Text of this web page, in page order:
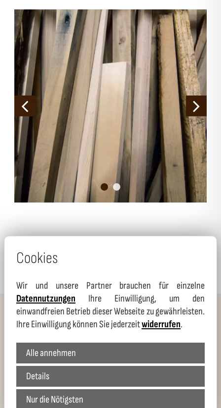
Zertifikate, Urkunden und
Cookies
Wir und unsere Partner brauchen für einzelne
Datennutzungen Ihre Einwilligung, um den
einwandfreien Betrieb dieser Webseite zu gewährleisten.
Ihre Einwilligung können Sie jederzeitwiderrufen.
Alle annehmen
Details
Nur die Nötigsten